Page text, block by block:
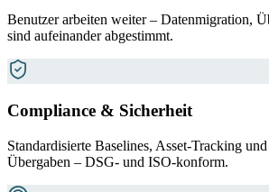
Benutzer arbeiten weiter – Datenmigration,
sind aufeinander abgestimmt.
Compliance & Sicherheit
Standardisierte Baselines, Asset-Tracking
Übergaben – DSG- und ISO-konform.